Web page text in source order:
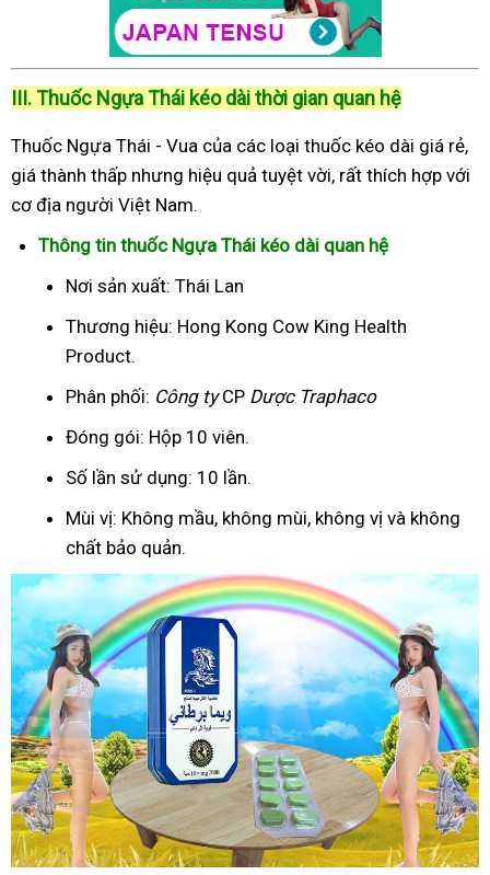
III. Thuốc Ngựa Thái kéo dài thời gian quan hệ
Thuốc Ngựa Thái - Vua của các loại thuốc kéo dài giá rẻ,
giá thành thấp nhưng hiệu quả tuyệt vời, rất thích hợp với
cơ địa người Việt Nam.
Thông tin thuốc Ngựa Thái kéo dài quan hệ
Nơi sản xuất: Thái Lan
Thương hiệu: Hong Kong Cow King Health
Product.
Phân phối: Công tyCP Dược Traphaco
Đóng gói: Hộp 10 viên.
Số lần sử dụng: 10 lần.
Mùi vị: Không mầu, không mùi, không vị và không
chất bảo quản.